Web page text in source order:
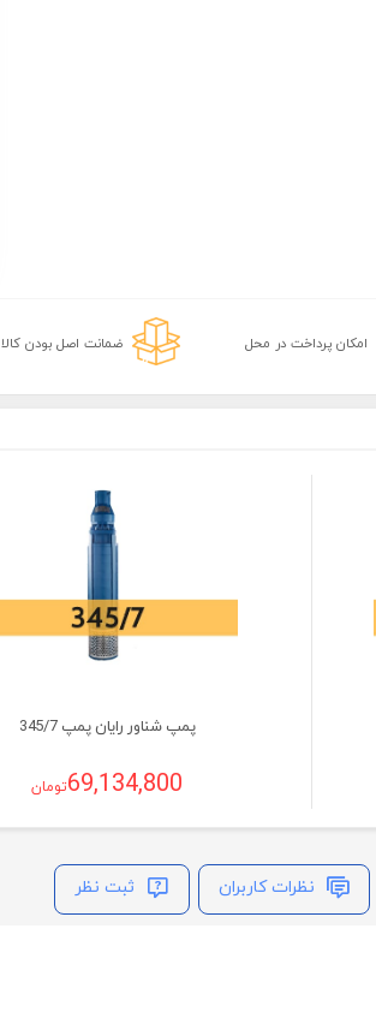
امکان پرداخت در محل ضمانت اصل بودن کالا
پمپ شناور رایان پمپ 345/7
69,134,800تومان
نظرات کاربران ثبت نظر